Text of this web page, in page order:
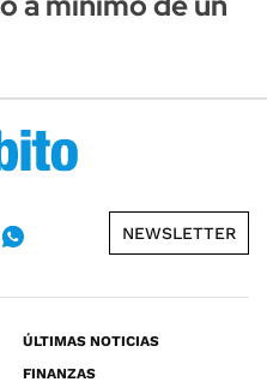
NEWSLETTER
ÚLTIMAS NOTICIAS
FINANZAS